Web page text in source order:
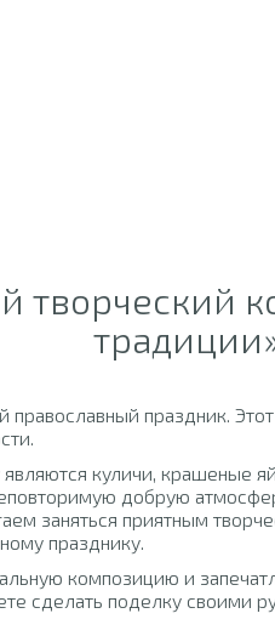
творческий
праздник.
куличи, крашеные
добрую
заняться приятным
празднику.
композицию и
сделать поделку своими